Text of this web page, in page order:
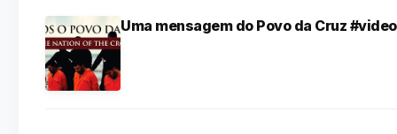
Uma mensagem do Povo da Cruz #video